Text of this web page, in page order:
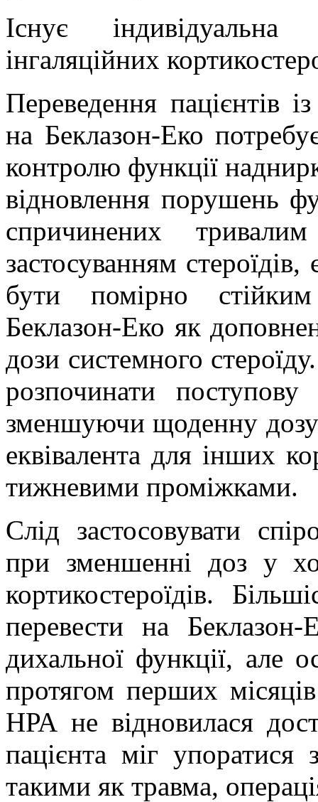
Існує
інгаляційних
Переведення пацієнтів
на Беклазон-Еко
контролю функції
відновлення порушень
спричинених
застосуванням
бути помірно
Беклазон-Еко як
дози системного
розпочинати поступову
зменшуючи щоденну
еквівалента для інших
тижневими проміжками.
Слід застосовувати
при зменшенні доз у
кортикостероїдів.
перевести на
дихальної функції, але
протягом перших
HРА не відновилася
пацієнта міг упоратися
такими як травма,